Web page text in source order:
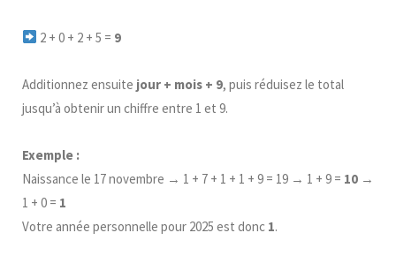
2 + 0 + 2 + 5 = 9
Additionnez ensuite jour + mois + 9, puis réduisez le total
jusqu’à obtenir un chiffre entre 1 et 9.
Exemple :
Naissance le 17 novembre → 1 + 7 + 1 + 1 + 9 = 19 → 1 + 9 = 10 →
1 + 0 = 1
Votre année personnelle pour 2025 est donc 1.